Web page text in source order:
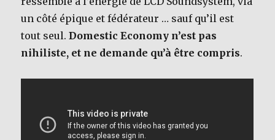
un côté épique et fédérateur … sauf qu’il est
tout seul.Domestic Economy n’est pas
nihiliste, et ne demande qu’à être compris.